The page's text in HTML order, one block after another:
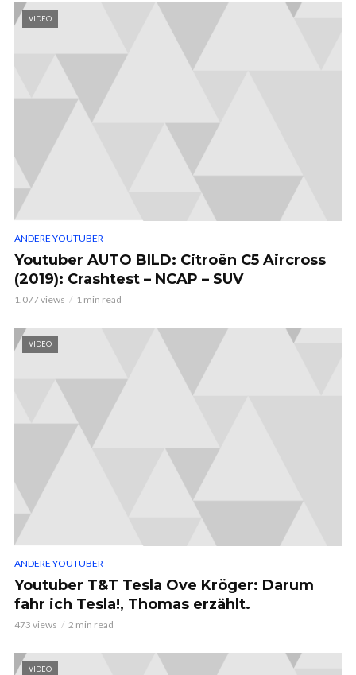
VIDEO
ANDERE YOUTUBER
Youtuber AUTO BILD: Citroën C5 Aircross
(2019): Crashtest – NCAP – SUV
1.077 views 1 min read
VIDEO
ANDERE YOUTUBER
Youtuber T&T Tesla Ove Kröger: Darum
fahr ich Tesla!, Thomas erzählt.
473 views 2 min read
VIDEO